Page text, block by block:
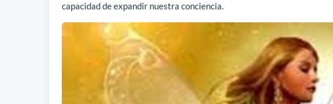
capacidad de expandir nuestra conciencia.